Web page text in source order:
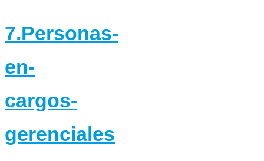
7.Personas-
en-
cargos-
gerenciales